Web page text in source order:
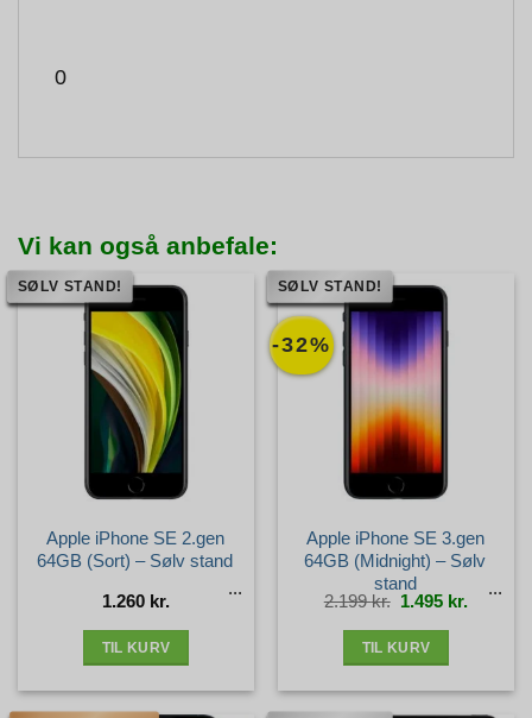
0
Vi kan også anbefale:
SØLV STAND!
Apple iPhone SE 2.gen
64GB (Sort) – Sølv stand
1.260 kr.
TIL KURV
-32%
SØLV STAND!
Apple iPhone SE 3.gen
64GB (Midnight) – Sølv
stand
2.199kr. Den
oprindelige
pris
1.495 kr. Den
aktuelle
pris
TIL KURV